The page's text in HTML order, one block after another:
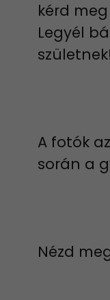
kérd
Legyél
A fotók
során a
Nézd